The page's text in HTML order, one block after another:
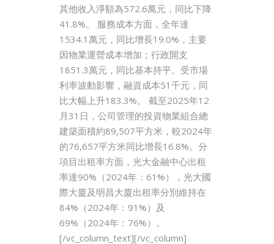
其他收入淨額為572.6萬元，同比下降
41.8%。 服務成本方面，全年達
1534.1萬元，同比增長19.0%，主要
因物業運營成本增加；行政開支
1851.3萬元，同比基本持平。受市場
利率波動影響，融資成本51千元，同
比大幅上升183.3%。 截至2025年12
月31日，公司管理的投資物業組合總
建築面積約89,507平方米，較2024年
的76,657平方米同比增長16.8%。分
項目出租率方面，光大金融中心出租
率達90%（2024年：61%），光大國
際大廈及明昌大廈出租率分別維持在
84%（2024年：91%）及
69%（2024年：76%）。
[/vc_column_text][/vc_column]